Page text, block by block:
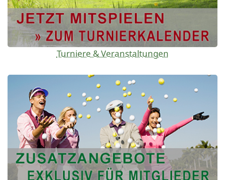
Turniere & Veranstaltungen